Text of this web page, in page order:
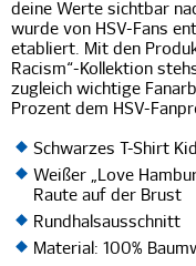
deine Werte sichtbar
wurde von HSV-Fans
etabliert. Mit den
Racism“-Kollektion
zugleich wichtige
Prozent dem HSV-
Schwarzes T-Shirt
Weißer „Love
Raute auf der Brust
Rundhalsausschnitt
Material: 100%